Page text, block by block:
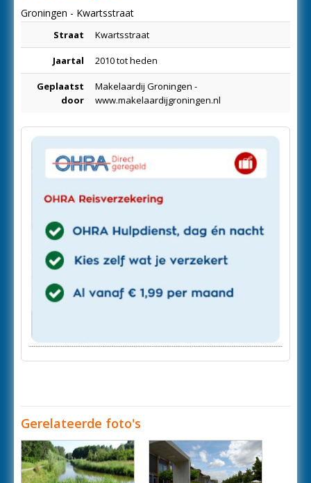
Groningen - Kwartsstraat
Straat Kwartsstraat
Jaartal 2010 tot heden
Geplaatst
door
Makelaardij Groningen -
www.makelaardijgroningen.nl
Gerelateerde foto's